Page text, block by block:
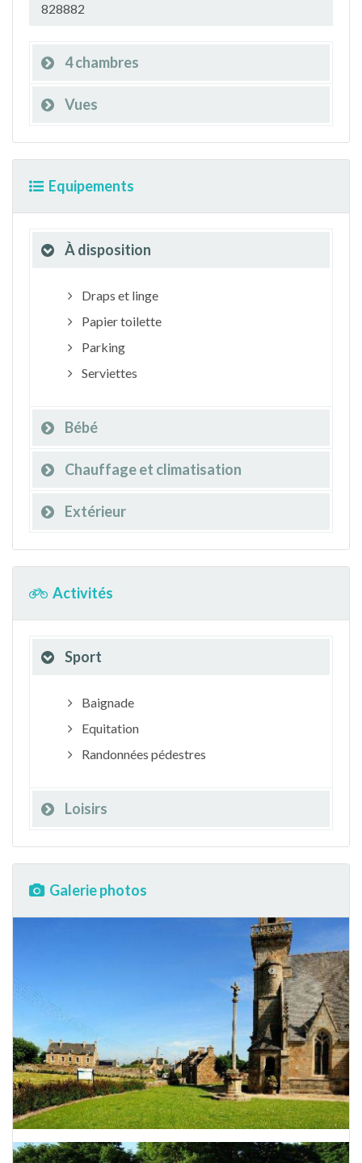
828882
4 chambres
Vues
Equipements
À disposition
Draps et linge
Papier toilette
Parking
Serviettes
Bébé
Chauffage et climatisation
Extérieur
Activités
Sport
Baignade
Equitation
Randonnées pédestres
Loisirs
Galerie photos